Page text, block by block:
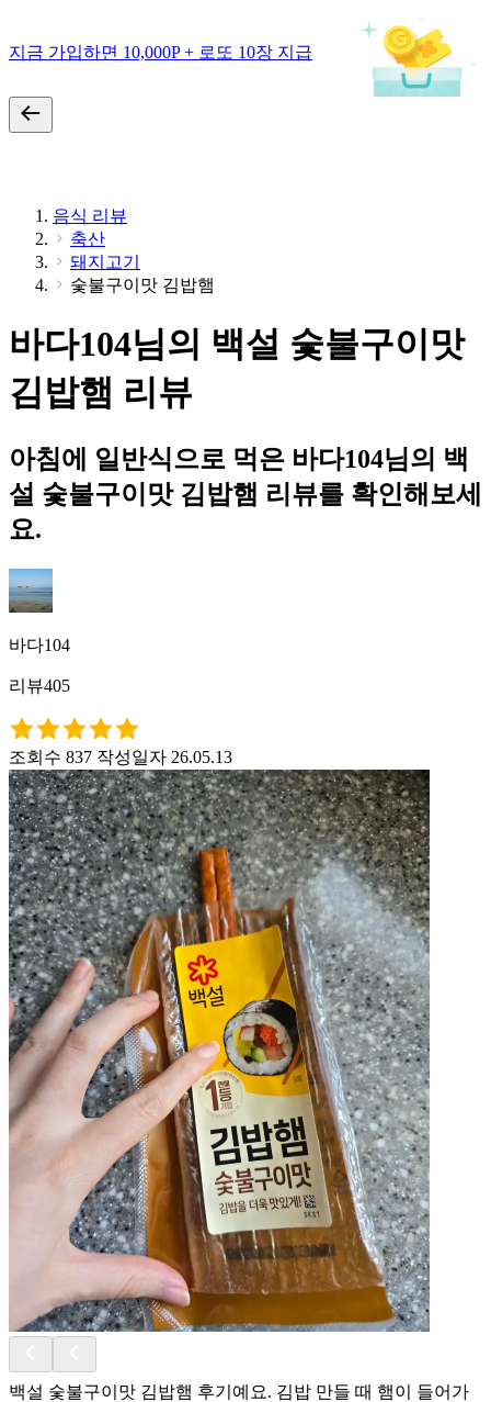
지금 가입하면 10,000P + 로또 10장 지급
음식 리뷰
축산
돼지고기
숯불구이맛 김밥햄
바다104님의 백설 숯불구이맛
김밥햄 리뷰
아침에 일반식으로 먹은 바다104님의 백
설 숯불구이맛 김밥햄 리뷰를 확인해보세
요.
바다104
리뷰405
조회수 837 작성일자 26.05.13
백설 숯불구이맛 김밥햄 후기예요. 김밥 만들 때 햄이 들어가